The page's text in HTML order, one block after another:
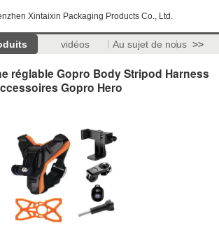
Xintaixin Packaging Products Co., Ltd.
vidéos Au sujet de nous >>
réglable Gopro Body Stripod Harness
Gopro Hero